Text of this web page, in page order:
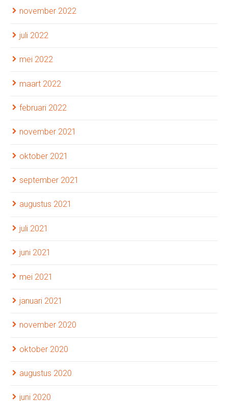
november 2022
juli 2022
mei 2022
maart 2022
februari 2022
november 2021
oktober 2021
september 2021
augustus 2021
juli 2021
juni 2021
mei 2021
januari 2021
november 2020
oktober 2020
augustus 2020
juni 2020